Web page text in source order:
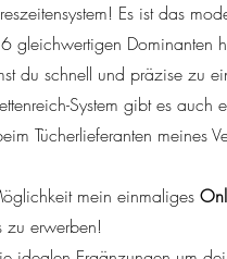
Es ist das
gleichwertigen Dominanten
du schnell und präzise zu
System gibt es auch
Tücherlieferanten meines
mein einmaliges
erwerben!